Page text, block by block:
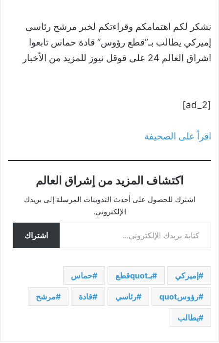
نشكر لكم اهتمامكم وقراءتكم لخبر مرشح رئاسي
إميركي يطالب بـ”قطع رؤوس” قادة حماس تابعوا
اشراق العالم 24 على قوقل نيوز للمزيد من الأخبار
[ad_2]
اقرأ على الصحيفة
اكتشاف المزيد من إشراق العالم
اشترك للحصول على أحدث التدوينات المرسلة إلى بريدك
الإلكتروني.
كتابة بريدك الإلكتروني...
اشتراك
إميركي بـquotقطع حماس
رؤوسquot رئاسي قادة مرشح
يطالب